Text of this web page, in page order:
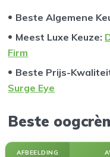
Beste Algemene
Meest Luxe Keuze:
Firm
Beste Prijs-
Surge Eye
Beste
AFBEELDING